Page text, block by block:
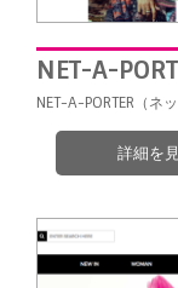
NET-A-
NET-A-PORTER（ネ
詳細を